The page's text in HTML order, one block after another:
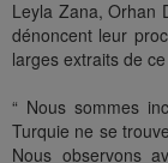
Leyla Zana, Orhan
dénoncent leur
larges extraits de
“ Nous sommes
Turquie ne se
Nous observons